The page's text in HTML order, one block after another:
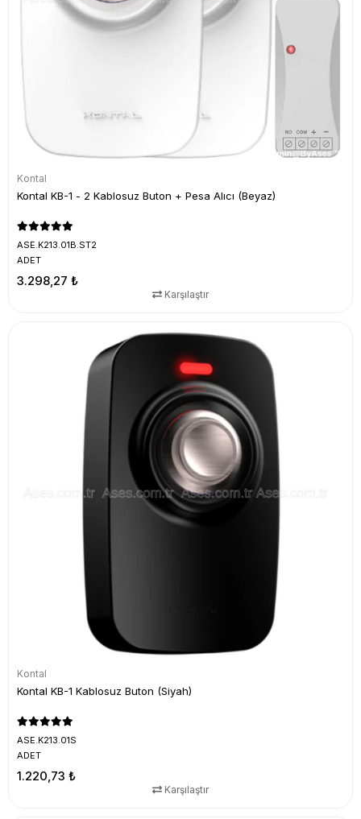
Kontal
Kontal KB-1 - 2 Kablosuz Buton + Pesa Alıcı (Beyaz)
ASE.K213.01B.ST2
ADET
3.298,27 ₺
Karşılaştır
Kontal
Kontal KB-1 Kablosuz Buton (Siyah)
ASE.K213.01S
ADET
1.220,73 ₺
Karşılaştır